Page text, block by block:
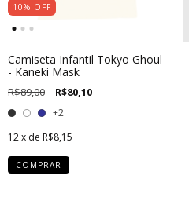
10% OFF
Camiseta Infantil Tokyo Ghoul
- Kaneki Mask
R$89,00 R$80,10
+2
12x de R$8,15
COMPRAR